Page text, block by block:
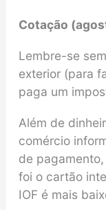
Cotação
Lembre-se
exterior (para
paga um
Além de
comércio
de
foi o cartão
IOF é mais